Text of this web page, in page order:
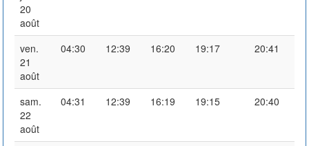
20
août
ven.
21
août
04:30 12:39 16:20 19:17 20:41
sam.
22
août
04:31 12:39 16:19 19:15 20:40